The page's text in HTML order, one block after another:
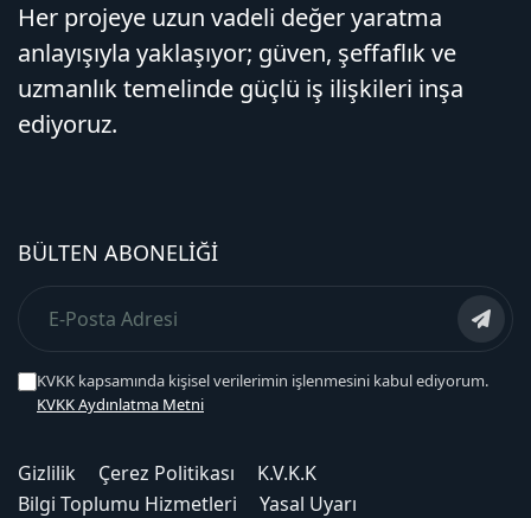
Her projeye uzun vadeli değer yaratma
anlayışıyla yaklaşıyor; güven, şeffaflık ve
uzmanlık temelinde güçlü iş ilişkileri inşa
ediyoruz.
BÜLTEN ABONELIĞI
KVKK kapsamında kişisel verilerimin işlenmesini kabul ediyorum.
KVKK Aydınlatma Metni
Gizlilik Çerez Politikası
K.V.K.K
Bilgi Toplumu Hizmetleri
Yasal Uyarı